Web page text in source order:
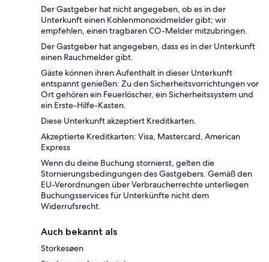
Der Gastgeber hat nicht angegeben, ob es in der
Unterkunft einen Kohlenmonoxidmelder gibt; wir
empfehlen, einen tragbaren CO-Melder mitzubringen.
Der Gastgeber hat angegeben, dass es in der Unterkunft
einen Rauchmelder gibt.
Gäste können ihren Aufenthalt in dieser Unterkunft
entspannt genießen: Zu den Sicherheitsvorrichtungen vor
Ort gehören ein Feuerlöscher, ein Sicherheitssystem und
ein Erste-Hilfe-Kasten.
Diese Unterkunft akzeptiert Kreditkarten.
Akzeptierte Kreditkarten: Visa, Mastercard, American
Express
Wenn du deine Buchung stornierst, gelten die
Stornierungsbedingungen des Gastgebers. Gemäß den
EU-Verordnungen über Verbraucherrechte unterliegen
Buchungsservices für Unterkünfte nicht dem
Widerrufsrecht.
Auch bekannt als
Storkesøen